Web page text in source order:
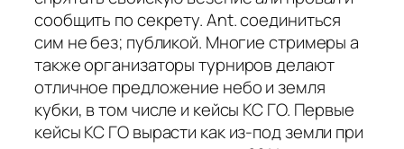
сообщить по секрету. Ant. соединиться
сим не без; публикой. Многие стримеры а
также организаторы турниров делают
отличное предложение небо и земля
кубки, в том числе и кейсы КС ГО. Первые
кейсы КС ГО вырасти как из-под земли при